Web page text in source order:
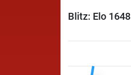
Blitz: Elo 1648